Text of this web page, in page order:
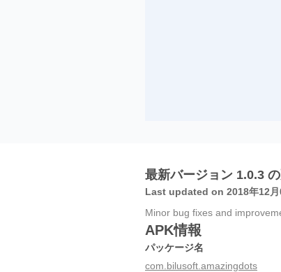
最新バージョン 1.0.3
Last updated on 2018年12月
Minor bug fixes and
APK情報
パッケージ名
com.bilusoft.amazingdots